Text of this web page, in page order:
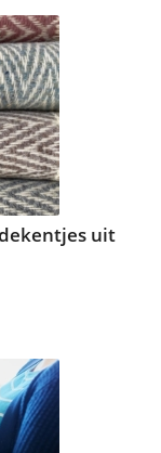
uit